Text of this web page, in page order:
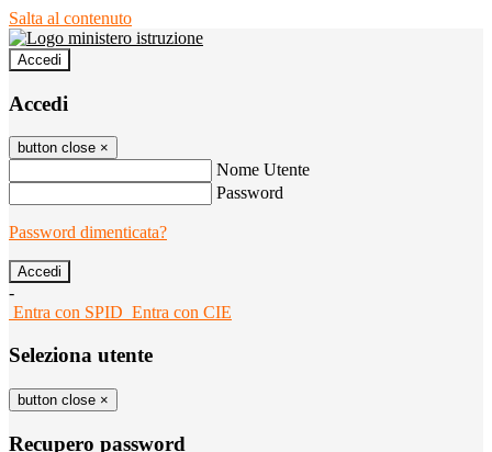
Salta al contenuto
Accedi
Accedi
button close ×
Nome Utente
Password
Password dimenticata?
-
Entra con SPID Entra con CIE
Seleziona utente
button close ×
Recupero password